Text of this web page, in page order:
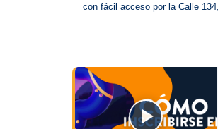
con fácil acceso por la Calle